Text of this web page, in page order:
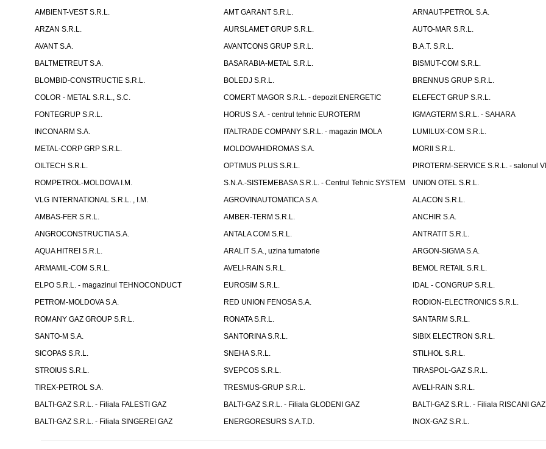
AMBIENT-VEST S.R.L.
AMT GARANT S.R.L.
ARNAUT-PETROL S.A.
ARZAN S.R.L.
AURSLAMET GRUP S.R.L.
AUTO-MAR S.R.L.
AVANT S.A.
AVANTCONS GRUP S.R.L.
B.A.T. S.R.L.
BALTMETREUT S.A.
BASARABIA-METAL S.R.L.
BISMUT-COM S.R.L.
BLOMBID-CONSTRUCTIE S.R.L.
BOLEDJ S.R.L.
BRENNUS GRUP S.R.L.
COLOR - METAL S.R.L., S.C.
COMERT MAGOR S.R.L. - depozit ENERGETIC
ELEFECT GRUP S.R.L.
FONTEGRUP S.R.L.
HORUS S.A. - centrul tehnic EUROTERM
IGMAGTERM S.R.L. - SAHARA
INCONARM S.A.
ITALTRADE COMPANY S.R.L. - magazin IMOLA
LUMILUX-COM S.R.L.
METAL-CORP GRP S.R.L.
MOLDOVAHIDROMAS S.A.
MORII S.R.L.
OILTECH S.R.L.
OPTIMUS PLUS S.R.L.
PIROTERM-SERVICE S.R.L. - salonul
ROMPETROL-MOLDOVA I.M.
S.N.A.-SISTEMEBASA S.R.L. - Centrul Tehnic SYSTEM
UNION OTEL S.R.L.
VLG INTERNATIONAL S.R.L. , I.M.
AGROVINAUTOMATICA S.A.
ALACON S.R.L.
AMBAS-FER S.R.L.
AMBER-TERM S.R.L.
ANCHIR S.A.
ANGROCONSTRUCTIA S.A.
ANTALA COM S.R.L.
ANTRATIT S.R.L.
AQUA HITREI S.R.L.
ARALIT S.A., uzina turnatorie
ARGON-SIGMA S.A.
ARMAMIL-COM S.R.L.
AVELI-RAIN S.R.L.
BEMOL RETAIL S.R.L.
ELPO S.R.L. - magazinul TEHNOCONDUCT
EUROSIM S.R.L.
IDAL - CONGRUP S.R.L.
PETROM-MOLDOVA S.A.
RED UNION FENOSA S.A.
RODION-ELECTRONICS S.R.L.
ROMANY GAZ GROUP S.R.L.
RONATA S.R.L.
SANTARM S.R.L.
SANTO-M S.A.
SANTORINA S.R.L.
SIBIX ELECTRON S.R.L.
SICOPAS S.R.L.
SNEHA S.R.L.
STILHOL S.R.L.
STROIUS S.R.L.
SVEPCOS S.R.L.
TIRASPOL-GAZ S.R.L.
TIREX-PETROL S.A.
TRESMUS-GRUP S.R.L.
AVELI-RAIN S.R.L.
BALTI-GAZ S.R.L. - Filiala FALESTI GAZ
BALTI-GAZ S.R.L. - Filiala GLODENI GAZ
BALTI-GAZ S.R.L. - Filiala RISCANI GAZ
BALTI-GAZ S.R.L. - Filiala SINGEREI GAZ
ENERGORESURS S.A.T.D. INOX-GAZ S.R.L.